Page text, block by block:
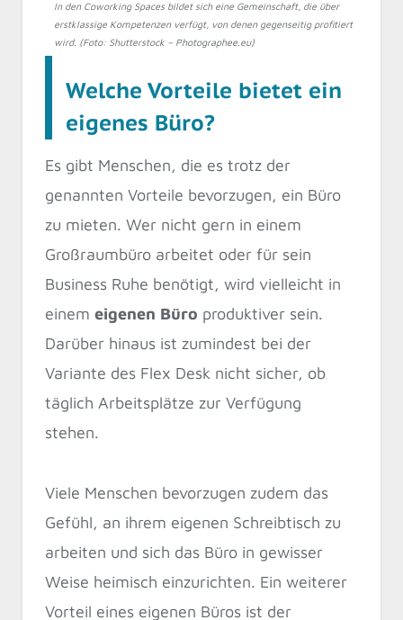
In den Coworking Spaces bildet sich eine Gemeinschaft, die über
erstklassige Kompetenzen verfügt, von denen gegenseitig profitiert
wird. (Foto: Shutterstock – Photographee.eu)
Welche Vorteile bietet ein
eigenes Büro?
Es gibt Menschen, die es trotz der
genannten Vorteile bevorzugen, ein Büro
zu mieten. Wer nicht gern in einem
Großraumbüro arbeitet oder für sein
Business Ruhe benötigt, wird vielleicht in
einem eigenen Büro produktiver sein.
Darüber hinaus ist zumindest bei der
Variante des Flex Desk nicht sicher, ob
täglich Arbeitsplätze zur Verfügung
stehen.
Viele Menschen bevorzugen zudem das
Gefühl, an ihrem eigenen Schreibtisch zu
arbeiten und sich das Büro in gewisser
Weise heimisch einzurichten. Ein weiterer
Vorteil eines eigenen Büros ist der